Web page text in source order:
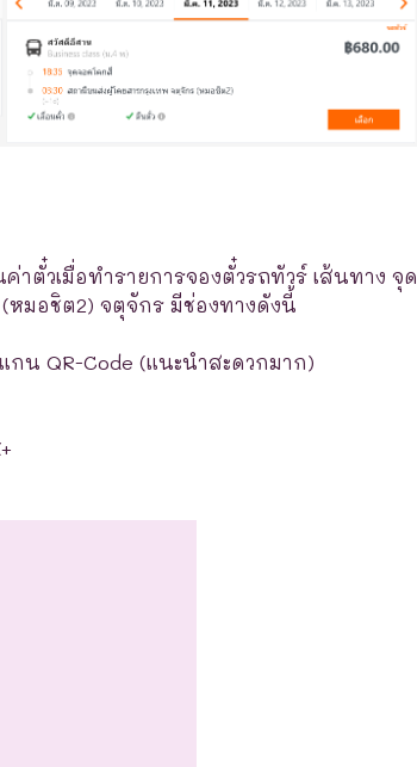
ค่าตั๋วเมื่อทำรายการจองตั๋วรถทัวร์ เส้นทาง จุด
หมอชิต2) จตุจักร มีช่องทางดังนี้
น QR-Code (แนะนำสะดวกมาก)